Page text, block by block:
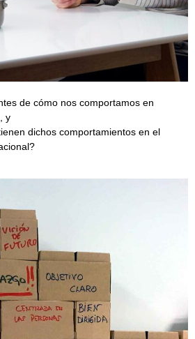
de cómo nos comportamos en
y
dichos comportamientos en el